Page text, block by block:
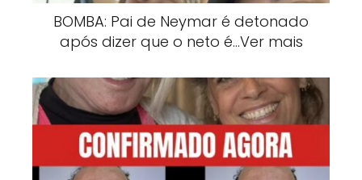
BOMBA: Pai de Neymar é detonado
após dizer que o neto é…Ver mais